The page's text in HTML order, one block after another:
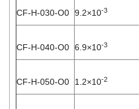
CF-H-030-O0 9.2×10-3
CF-H-040-O0 6.9×10-3
CF-H-050-O0 1.2×10-2